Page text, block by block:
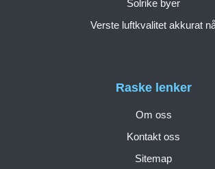
Raske lenker
Om oss
Kontakt oss
Sitemap
Solrike byer
Verste luftkvalitet akkurat